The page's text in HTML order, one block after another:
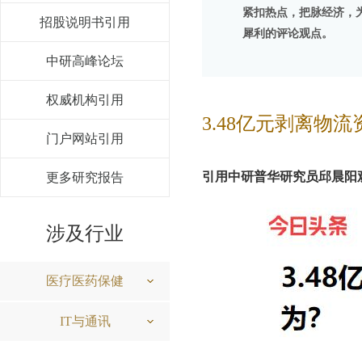
招股说明书引用
中研高峰论坛
权威机构引用
门户网站引用
更多研究报告
涉及行业
医疗医药保健
IT与通讯
紧扣热点，把脉经济，
犀利的评论观点。
3.48亿元剥离物流
引用中研普华研究员邱晨阳